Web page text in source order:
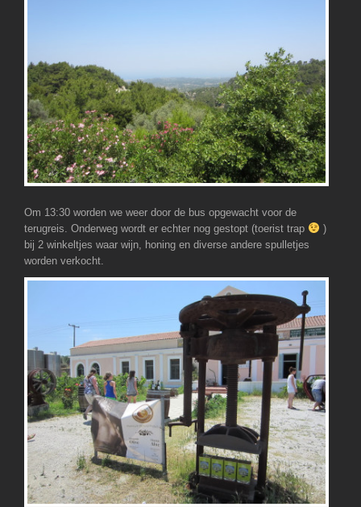
Om 13:30 worden we weer door de bus opgewacht voor de
terugreis. Onderweg wordt er echter nog gestopt (toerist trap
)
bij 2 winkeltjes waar wijn, honing en diverse andere spulletjes
worden verkocht.